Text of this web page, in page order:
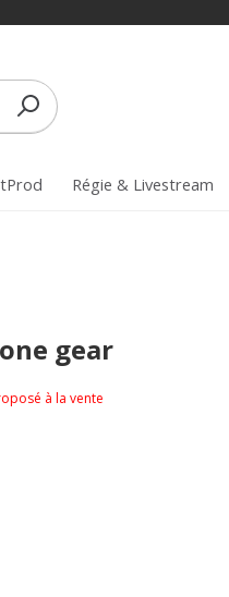
Régie & Livestream
gear
à la vente